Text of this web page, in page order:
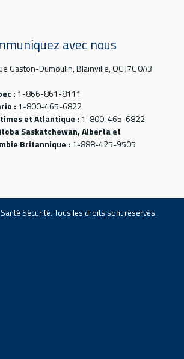
avec nous
Gaston-Dumoulin, Blainville, QC J7C 0A3
: 1-866-861-8111
: 1-800-465-6822
et Atlantique : 1-800-465-6822
Saskatchewan, Alberta et
Britannique : 1-888-425-9505
Sécurité. Tous les droits sont réservés.